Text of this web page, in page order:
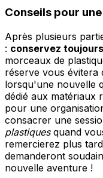
Conseils pour
Après plusieurs
: conservez
morceaux de
réserve vous évitera
lorsqu'une nouvelle
dédié aux matériaux
pour une
consacrer une
plastiquesquand
remercierez plus
demanderont
nouvelle aventure !